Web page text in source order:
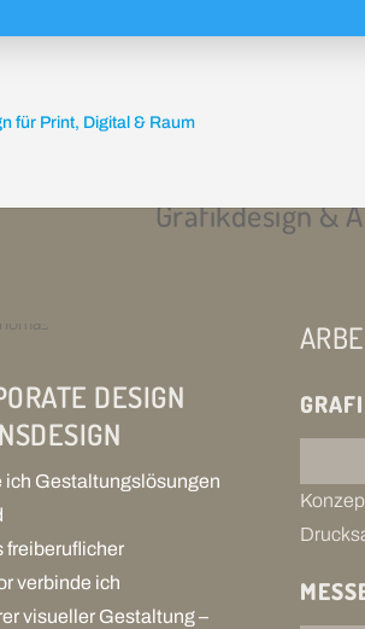
Grafikdesign &
DESIGN
ich Gestaltungslösungen
freiberuflicher
verbinde ich
visueller Gestaltung –